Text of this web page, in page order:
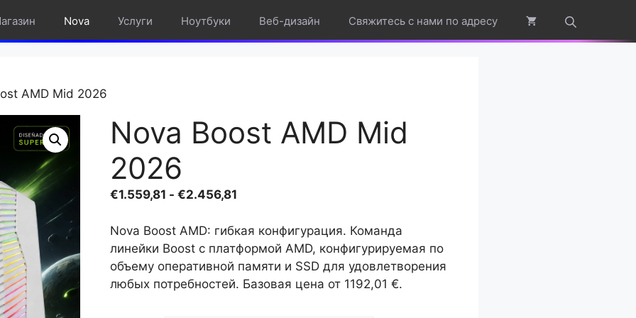
Nova Услуги Ноутбуки Веб-дизайн Свяжитесь с нами по адресу
AMD Mid 2026
Nova Boost AMD Mid
2026
€1.559,81 - €2.456,81Диапазон
€1.559,81
–
€2.456,81
Nova Boost AMD: гибкая конфигурация. Команда
линейки Boost с платформой AMD, конфигурируемая по
объему оперативной памяти и SSD для удовлетворения
любых потребностей. Базовая цена от 1192,01 €.